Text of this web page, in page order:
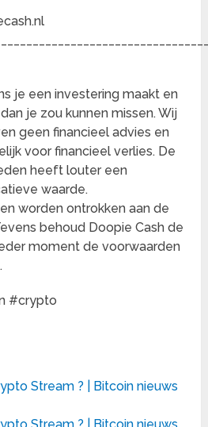
je een investering maakt en
je zou kunnen missen. Wij
geen financieel advies en
voor financieel verlies. De
heeft louter een
waarde.
worden ontrokken aan de
behoud Doopie Cash de
moment de voorwaarden
#crypto
Stream ? | Bitcoin nieuws